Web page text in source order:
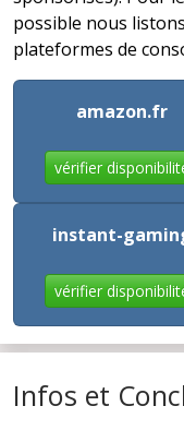
possible nous
plateformes de
amazon.fr
vérifier
instant-
vérifier
Infos et